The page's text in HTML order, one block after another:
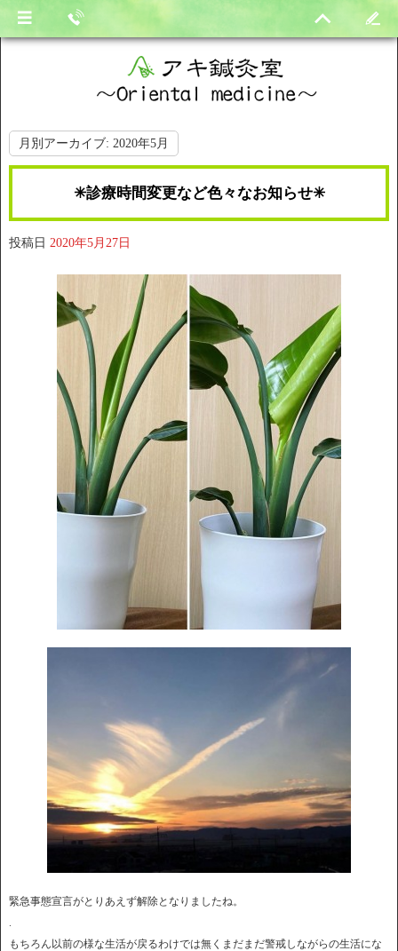
月別アーカイブ: 2020年5月
✳︎診療時間変更など色々なお知らせ✳︎
投稿日 2020年5月27日
緊急事態宣言がとりあえず解除となりましたね。
もちろん以前の様な生活が戻るわけでは無くまだまだ警戒しながらの生活にな